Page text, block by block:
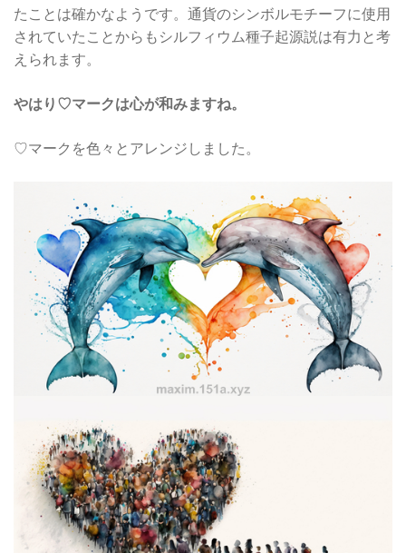
たことは確かなようです。通貨のシンボルモチーフに使用
されていたことからもシルフィウム種子起源説は有力と考
えられます。
やはり♡マークは心が和みますね。
♡マークを色々とアレンジしました。